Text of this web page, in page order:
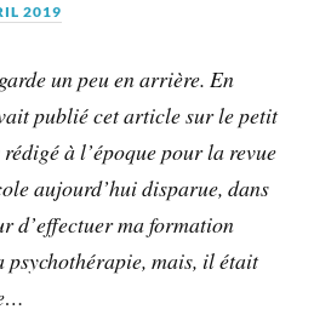
2019
un peu en arrière. En
publié cet article sur le petit
à l’époque pour la revue
aujourd’hui disparue, dans
d’effectuer ma formation
mais, il était